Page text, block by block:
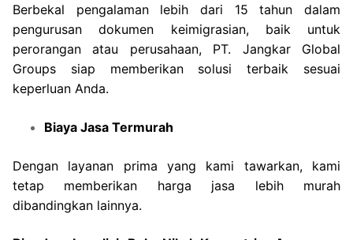
Berbekal pengalaman lebih dari 15 tahun dalam
pengurusan dokumen keimigrasian, baik untuk
perorangan atau perusahaan, PT. Jangkar Global
Groups siap memberikan solusi terbaik sesuai
keperluan Anda.
Biaya Jasa Termurah
Dengan layanan prima yang kami tawarkan, kami
tetap memberikan harga jasa lebih murah
dibandingkan lainnya.